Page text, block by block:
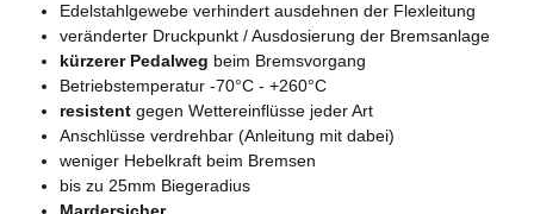
Edelstahlgewebe verhindert ausdehnen der Flexleitung
veränderter Druckpunkt / Ausdosierung der Bremsanlage
kürzerer Pedalweg beim Bremsvorgang
Betriebstemperatur -70°C - +260°C
resistent gegen Wettereinflüsse jeder Art
Anschlüsse verdrehbar (Anleitung mit dabei)
weniger Hebelkraft beim Bremsen
bis zu 25mm Biegeradius